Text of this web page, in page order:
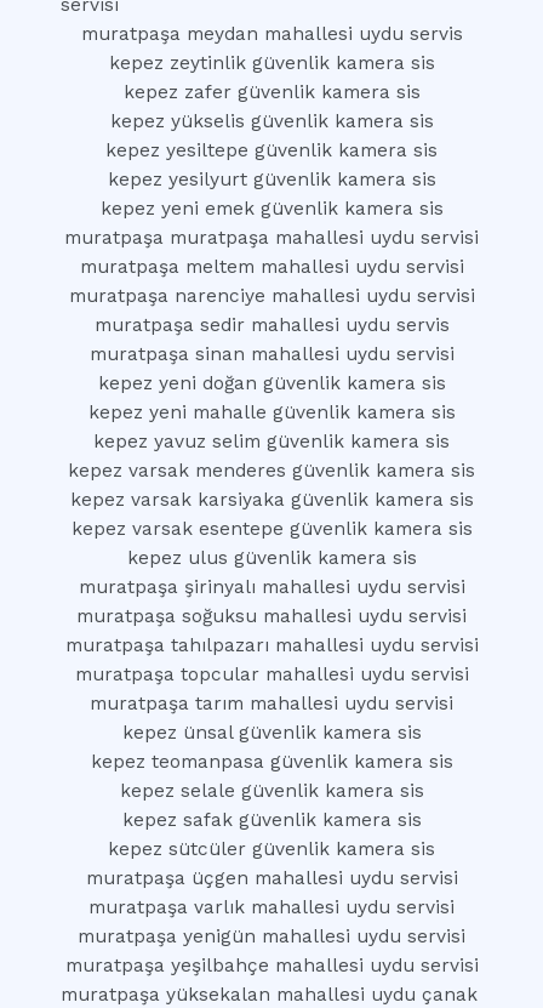
servisi
muratpaşa meydan mahallesi uydu servis
kepez zeytinlik güvenlik kamera sis
kepez zafer güvenlik kamera sis
kepez yükselis güvenlik kamera sis
kepez yesiltepe güvenlik kamera sis
kepez yesilyurt güvenlik kamera sis
kepez yeni emek güvenlik kamera sis
muratpaşa muratpaşa mahallesi uydu servisi
muratpaşa meltem mahallesi uydu servisi
muratpaşa narenciye mahallesi uydu servisi
muratpaşa sedir mahallesi uydu servis
muratpaşa sinan mahallesi uydu servisi
kepez yeni doğan güvenlik kamera sis
kepez yeni mahalle güvenlik kamera sis
kepez yavuz selim güvenlik kamera sis
kepez varsak menderes güvenlik kamera sis
kepez varsak karsiyaka güvenlik kamera sis
kepez varsak esentepe güvenlik kamera sis
kepez ulus güvenlik kamera sis
muratpaşa şirinyalı mahallesi uydu servisi
muratpaşa soğuksu mahallesi uydu servisi
muratpaşa tahılpazarı mahallesi uydu servisi
muratpaşa topcular mahallesi uydu servisi
muratpaşa tarım mahallesi uydu servisi
kepez ünsal güvenlik kamera sis
kepez teomanpasa güvenlik kamera sis
kepez selale güvenlik kamera sis
kepez safak güvenlik kamera sis
kepez sütcüler güvenlik kamera sis
muratpaşa üçgen mahallesi uydu servisi
muratpaşa varlık mahallesi uydu servisi
muratpaşa yenigün mahallesi uydu servisi
muratpaşa yeşilbahçe mahallesi uydu servisi
muratpaşa yüksekalan mahallesi uydu çanak